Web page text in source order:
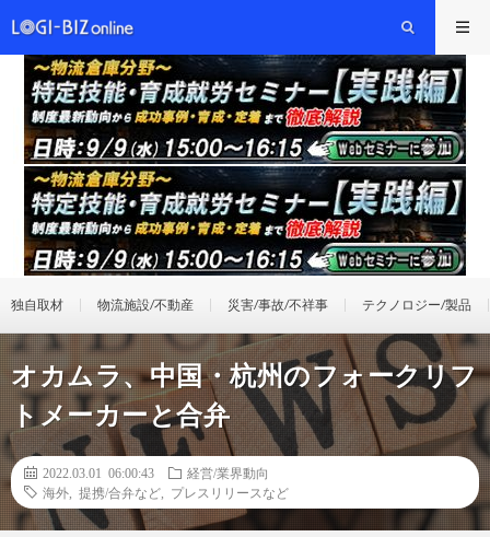
独自取材 物流施設/不動産 災害/事故/不祥事 テクノロジー/製品
オカムラ、中国・杭州のフォークリフ
トメーカーと合弁
2022.03.01 06:00:43
経営/業界動向
海外
提携/合弁など プレスリリースなど